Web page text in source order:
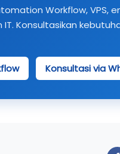
Workflow, VPS,
Konsultasikan
Konsultasi via